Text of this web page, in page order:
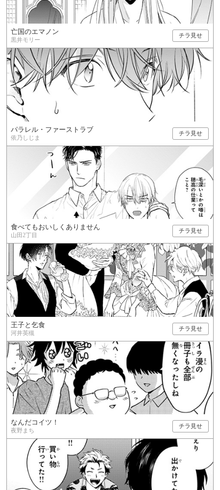
亡国のエマノン
黒井モリー
チラ見せ
パラレル・ファーストラブ
依乃しじま
チラ見せ
食べてもおいしくありません
山田2丁目
チラ見せ
王子と乞食
河井英槻
チラ見せ
なんだコイツ！
夜野まち
チラ見せ